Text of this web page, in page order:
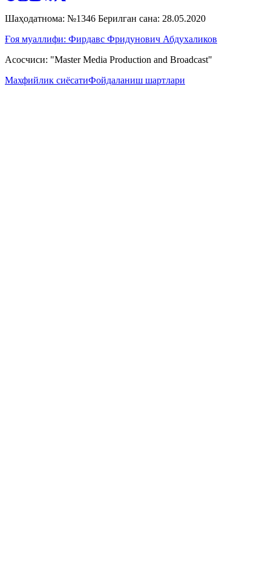
Шаҳодатнома: №1346 Берилган сана: 28.05.2020
Ғоя муаллифи: Фирдавс Фридунович Абдухаликов
Асосчиси: "Master Media Production and Broadcast"
Махфийлик сиёсатиФойдаланиш шартлари